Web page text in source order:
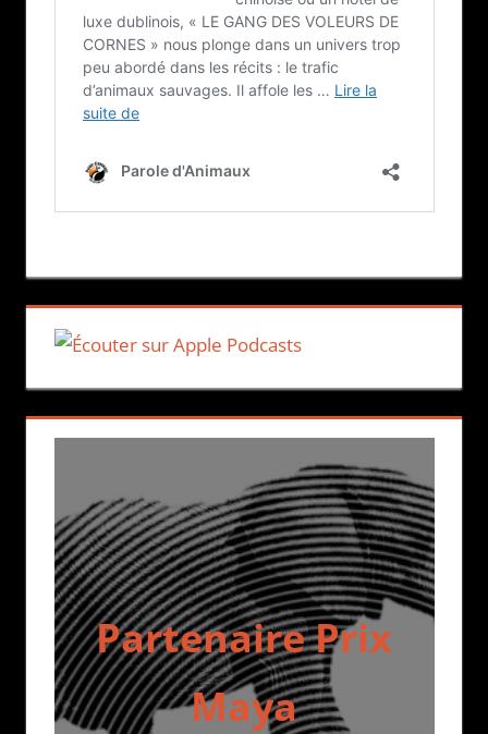
Partenaire Prix
Maya